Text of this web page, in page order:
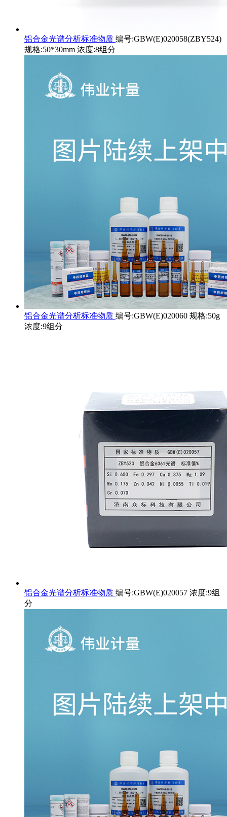
铝合金光谱分析标准物质 编号:GBW(E)020058(ZBY524)
规格:50*30mm 浓度:8组分
铝合金光谱分析标准物质 编号:GBW(E)020060 规格:50g
浓度:9组分
铝合金光谱分析标准物质 编号:GBW(E)020057 浓度:9组
分